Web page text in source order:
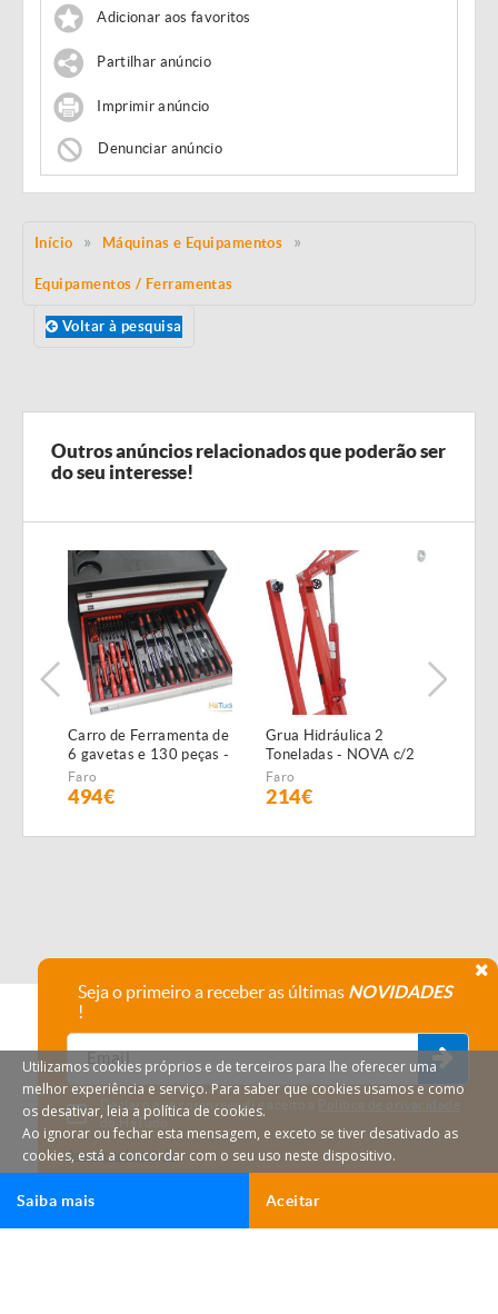
Ligar Email
Adicionar aos favoritos
Partilhar anúncio
Imprimir anúncio
Denunciar anúncio
Início Máquinas e Equipamentos
Equipamentos / Ferramentas
Voltar à pesquisa
Outros anúncios relacionados que poderão ser
do seu interesse!
Carro de Ferramenta de
6 gavetas e 130 peças -
NOVO - c/Garantia
Faro
494€
Grua Hidráulica 2
Toneladas - NOVA c/2
anos garantia
Faro
214€
HáTudo © 2026 Todos os direitos reservados.
Seja o primeiro a receber as últimas NOVIDADES
!
Declaro que compreendi e aceito a Política de privacidade
do HáTudo.
Anular subscrição
Utilizamos cookies próprios e de terceiros para lhe oferecer uma
melhor experiência e serviço. Para saber que cookies usamos e como
os desativar, leia a política de cookies.
Ao ignorar ou fechar esta mensagem, e exceto se tiver desativado as
cookies, está a concordar com o seu uso neste dispositivo.
Aceitar
Saiba mais